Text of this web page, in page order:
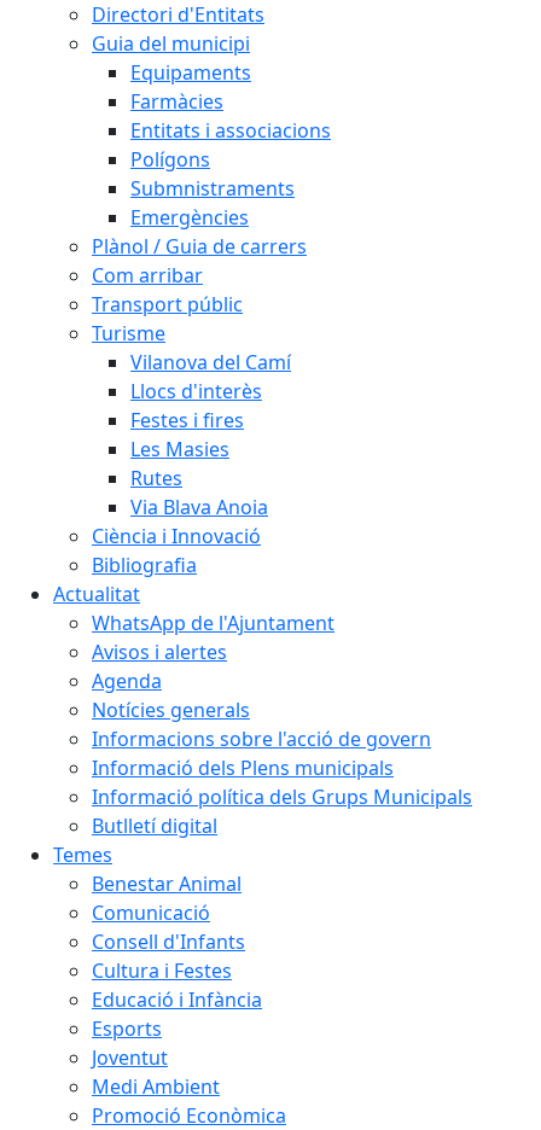
Directori d'Entitats
Guia del municipi
Equipaments
Farmàcies
Entitats i associacions
Polígons
Submnistraments
Emergències
Plànol / Guia de carrers
Com arribar
Transport públic
Turisme
Vilanova del Camí
Llocs d'interès
Festes i fires
Les Masies
Rutes
Via Blava Anoia
Ciència i Innovació
Bibliografia
Actualitat
WhatsApp de l'Ajuntament
Avisos i alertes
Agenda
Notícies generals
Informacions sobre l'acció de govern
Informació dels Plens municipals
Informació política dels Grups Municipals
Butlletí digital
Temes
Benestar Animal
Comunicació
Consell d'Infants
Cultura i Festes
Educació i Infància
Esports
Joventut
Medi Ambient
Promoció Econòmica